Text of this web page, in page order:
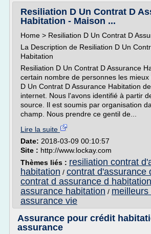
Resiliation D Un Contrat D
Habitation - Maison ...
Home > Resiliation D Un Contrat D
La Description de Resiliation D Un
Habitation
Resiliation D Un Contrat D Assurance
certain nombre de personnes les mieux
D Un Contrat D Assurance Habitation
internet. Nous l'avons identifié à partir
source. Il est soumis par organisation
champ. Nous prendre ce gentil de...
Lire la suite
Date: 2018-03-09 00:10:57
Site : http://www.lockay.com
Thèmes liés : resiliation contrat
habitation / contrat d'assurance
contrat d assurance d habitation
assurance habitation / meilleurs
assurance vie
Assurance pour crédit
assurance